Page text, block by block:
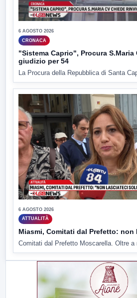
6 AGOSTO 2026
CRONACA
"Sistema Caprio", Procura
giudizio per 54
La Procura della Repubblica di Santa
6 AGOSTO 2026
ATTUALITÀ
Miasmi, Comitati dal Prefetto:
Comitati dal Prefetto Moscarella. Oltre a